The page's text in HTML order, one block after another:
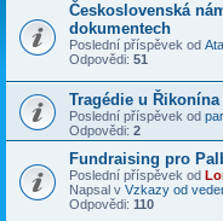
Československá
dokumentech
Poslední příspěvek od
Odpovědi: 51
Tragédie u Řikonína
Poslední příspěvek od
Odpovědi: 2
Fundraising pro
Poslední příspěvek od
Napsal v Vzkazy od
Odpovědi: 110